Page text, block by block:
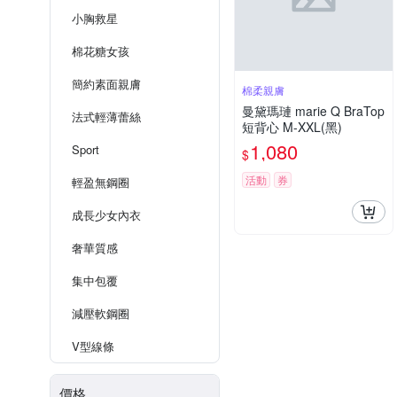
小胸救星
棉花糖女孩
簡約素面親膚
法式輕薄蕾絲
Sport
輕盈無鋼圈
成長少女內衣
奢華質感
集中包覆
減壓軟鋼圈
V型線條
價格
棉柔親膚
曼黛瑪璉 marie Q BraTop
短背心 M-XXL(黑)
$1,080
活動 券